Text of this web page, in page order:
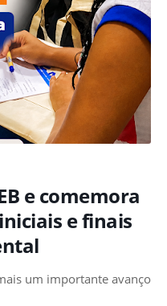
e comemora
e finais
um importante avanço